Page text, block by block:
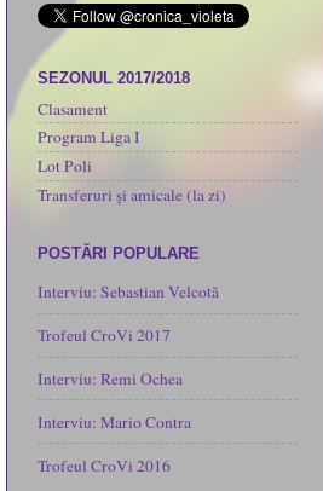
SEZONUL 2017/2018
Clasament
Program Liga I
Lot Poli
Transferuri și amicale (la zi)
POSTĂRI POPULARE
Interviu: Sebastian Velcotă
Trofeul CroVi 2017
Interviu: Remi Ochea
Interviu: Mario Contra
Trofeul CroVi 2016